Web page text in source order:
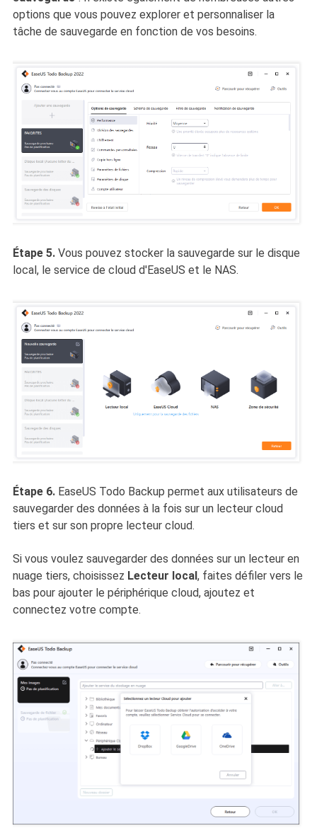
options que vous pouvez explorer et personnaliser la
tâche de sauvegarde en fonction de vos besoins.
Étape 5. Vous pouvez stocker la sauvegarde sur le disque
local, le service de cloud d'EaseUS et le NAS.
Étape 6. EaseUS Todo Backup permet aux utilisateurs de
sauvegarder des données à la fois sur un lecteur cloud
tiers et sur son propre lecteur cloud.
Si vous voulez sauvegarder des données sur un lecteur en
nuage tiers, choisissez Lecteur local, faites défiler vers le
bas pour ajouter le périphérique cloud, ajoutez et
connectez votre compte.